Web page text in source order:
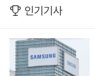
인기기사